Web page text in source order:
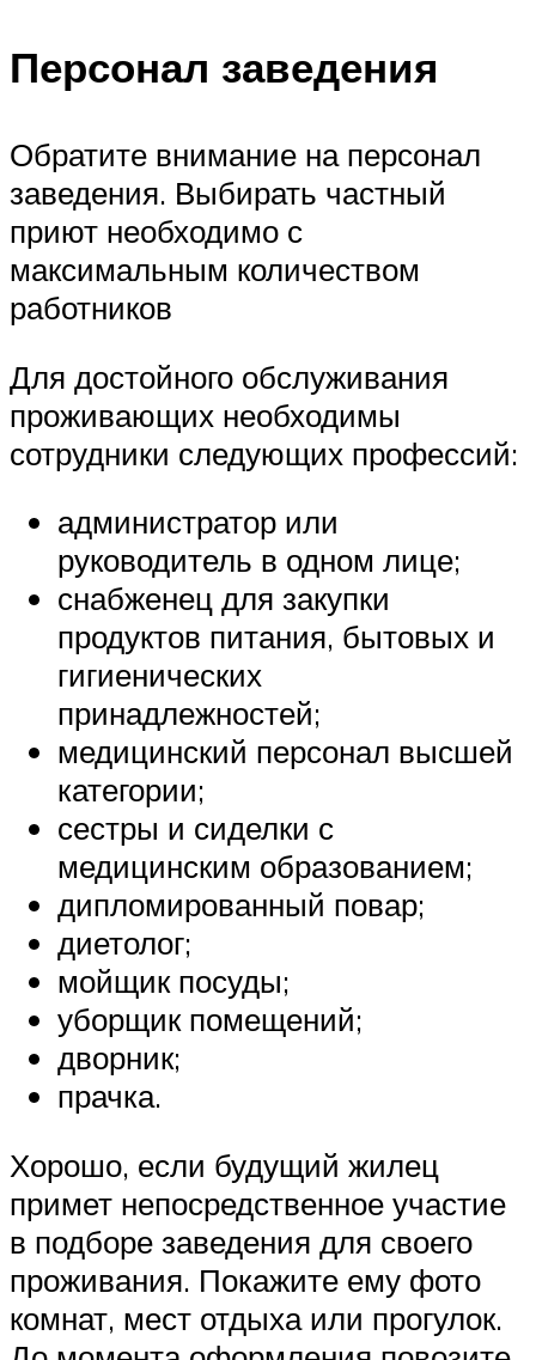
Персонал заведения
Обратите внимание на персонал
заведения. Выбирать частный
приют необходимо с
максимальным количеством
работников
Для достойного обслуживания
проживающих необходимы
сотрудники следующих профессий:
администратор или
руководитель в одном лице;
снабженец для закупки
продуктов питания, бытовых и
гигиенических
принадлежностей;
медицинский персонал высшей
категории;
сестры и сиделки с
медицинским образованием;
дипломированный повар;
диетолог;
мойщик посуды;
уборщик помещений;
дворник;
прачка.
Хорошо, если будущий жилец
примет непосредственное участие
в подборе заведения для своего
проживания. Покажите ему фото
комнат, мест отдыха или прогулок.